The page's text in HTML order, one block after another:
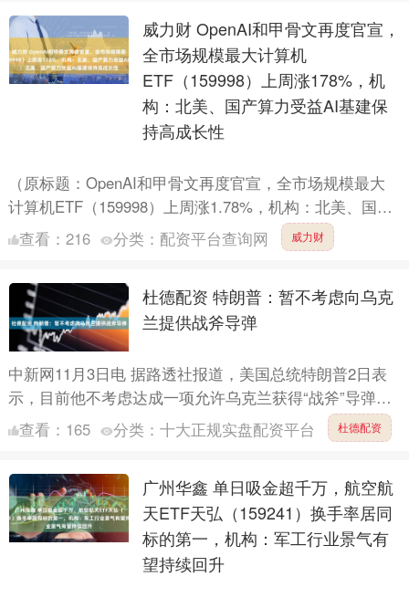
威力财 OpenAI和甲骨文再度官宣，
全市场规模最大计算机
ETF（159998）上周涨178%，机
构：北美、国产算力受益AI基建保
持高成长性
（原标题：OpenAI和甲骨文再度官宣，全市场规模最大
计算机ETF（159998）上周涨1.78%，机构：北美、国产
算力受益AI基建保持高成长性） 过去一周（1....
查看： 216 分类： 配资平台查询网 威力财
杜德配资 特朗普：暂不考虑向乌克
兰提供战斧导弹
中新网11月3日电 据路透社报道，美国总统特朗普2日表
示，目前他不考虑达成一项允许乌克兰获得“战斧”导弹以
用于“对抗”俄罗斯的协议。 资料图：特朗普。 当被问
及....
查看： 165 分类： 十大正规实盘配资平台 杜德配资
广州华鑫 单日吸金超千万，航空航
天ETF天弘（159241）换手率居同
标的第一，机构：军工行业景气有
望持续回升